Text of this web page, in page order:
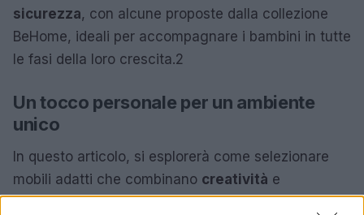
sicurezza, con alcune proposte dalla collezione
BeHome, ideali per accompagnare i bambini in tutte
le fasi della loro crescita.2
Un tocco personale per un ambiente
unico
In questo articolo, si esplorerà come selezionare
mobili adatti che combinano creatività e
sicurezza, con alcune proposte dalla collezione